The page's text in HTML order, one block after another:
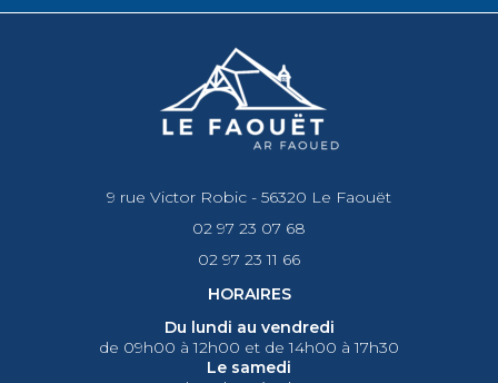
9 rue Victor Robic - 56320 Le Faouët
02 97 23 07 68
02 97 23 11 66
HORAIRES
Du lundi au vendredi
de 09h00 à 12h00 et de 14h00 à 17h30
Le samedi